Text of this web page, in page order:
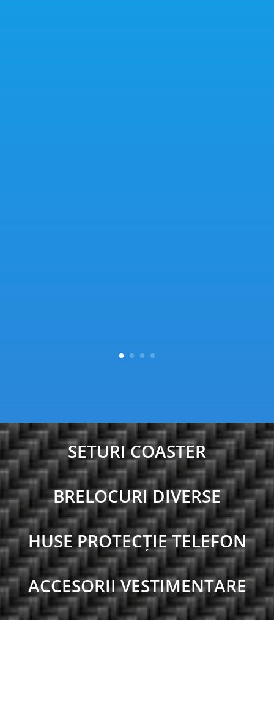
SETURI COASTER
BRELOCURI DIVERSE
HUSE PROTECȚIE TELEFON
ACCESORII VESTIMENTARE